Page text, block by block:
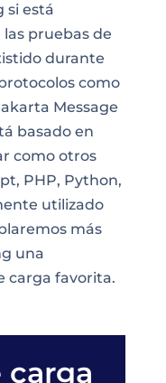
si está
las pruebas de
durante
como
Message
basado en
como otros
PHP, Python,
utilizado
más
una
carga favorita.
carga